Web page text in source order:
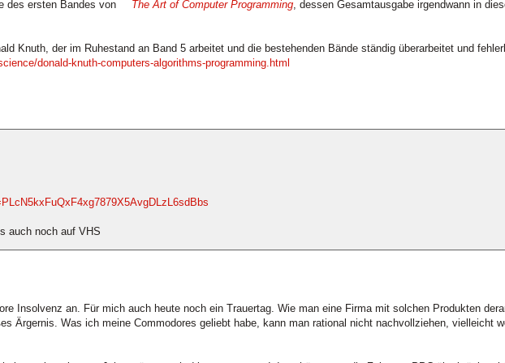
des ersten Bandes von The Art of Computer Programming , dessen Gesamtausgabe irgendwann in
Knuth, der im Ruhestand an Band 5 arbeitet und die bestehenden Bände ständig überarbeitet und
donald-knuth-computers-algorithms-programming.html
auch noch auf VHS
Insolvenz an. Für mich auch heute noch ein Trauertag. Wie man eine Firma mit solchen Produkten
Ärgernis. Was ich meine Commodores geliebt habe, kann man rational nicht nachvollziehen, vielleicht